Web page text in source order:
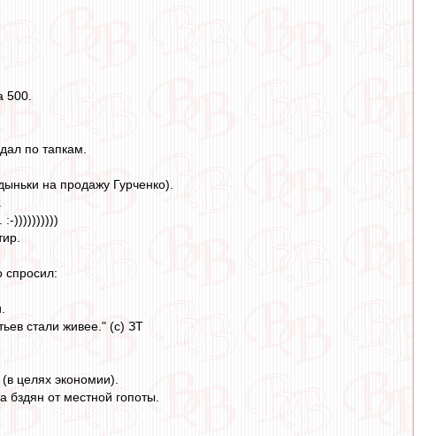
500.
по тапкам.
на продажу Гурченко).
:-))))))))))
спросил:
стали живее." (с) ЗТ
целях экономии).
бздян от местной гопоты.